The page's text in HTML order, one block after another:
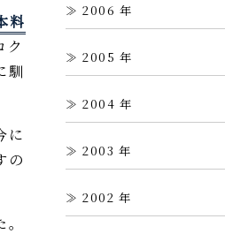
料
ク
馴
に
の
2006
2005
2004
2003
2002